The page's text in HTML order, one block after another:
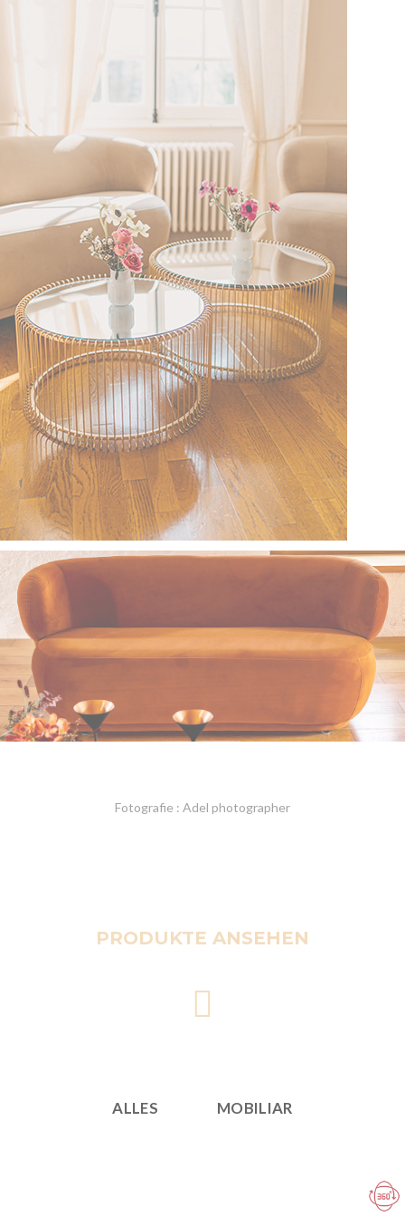
Fotografie : Adel photographer
PRODUKTE ANSEHEN
ALLES MOBILIAR